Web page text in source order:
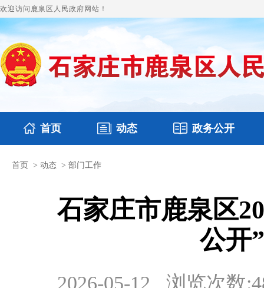
欢迎访问鹿泉区人民政府网站！
首页 动态
国务要闻
政务公开
本区文件
首页 > 动态 > 部门工作
石家庄市鹿泉区
公开
2026-05-12 浏览次数: